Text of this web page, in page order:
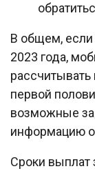
В общем, если
2023 года,
первой
возможные
информацию
Сроки выплат